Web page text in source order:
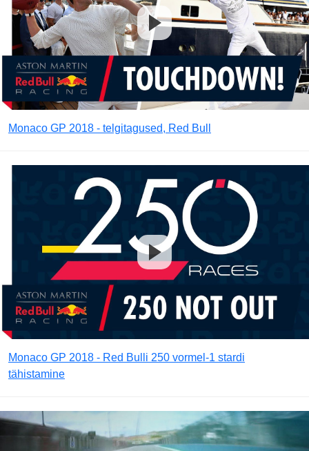
Monaco GP 2018 - telgitagused, Red Bull
Monaco GP 2018 - Red Bulli 250 vormel-1 stardi
tähistamine